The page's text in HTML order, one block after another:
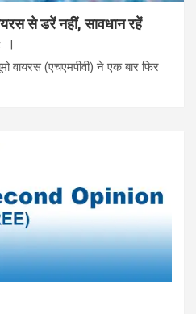
से डरें नहीं, सावधान रहें
(एचएमपीवी) ने एक बार फिर